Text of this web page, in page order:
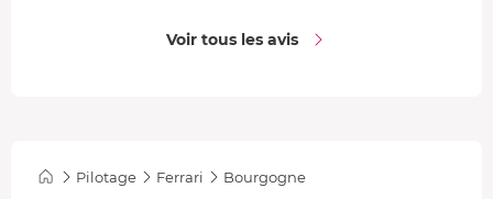
Voir tous les avis
Pilotage Ferrari Bourgogne